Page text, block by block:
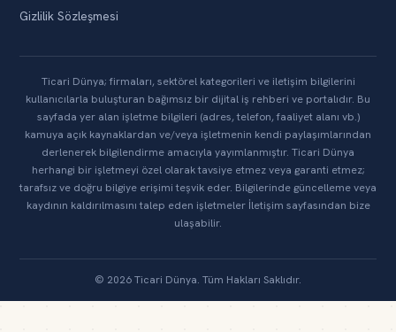
Gizlilik Sözleşmesi
Ticari Dünya; firmaları, sektörel kategorileri ve iletişim bilgilerini
kullanıcılarla buluşturan bağımsız bir dijital iş rehberi ve portalıdır. Bu
sayfada yer alan işletme bilgileri (adres, telefon, faaliyet alanı vb.)
kamuya açık kaynaklardan ve/veya işletmenin kendi paylaşımlarından
derlenerek bilgilendirme amacıyla yayımlanmıştır. Ticari Dünya
herhangi bir işletmeyi özel olarak tavsiye etmez veya garanti etmez;
tarafsız ve doğru bilgiye erişimi teşvik eder. Bilgilerinde güncelleme veya
kaydının kaldırılmasını talep eden işletmeler İletişim sayfasından bize
ulaşabilir.
© 2026 Ticari Dünya. Tüm Hakları Saklıdır.